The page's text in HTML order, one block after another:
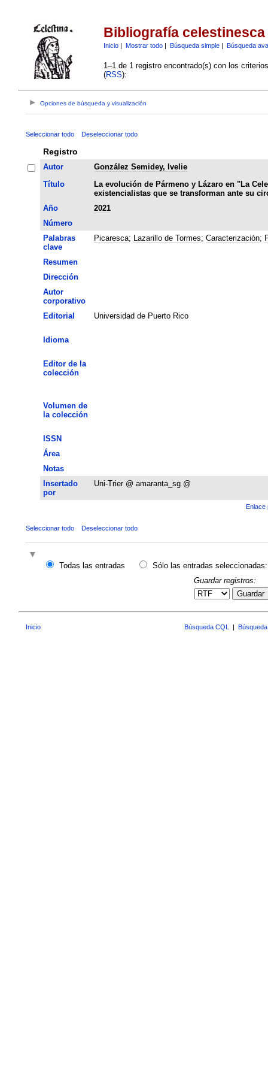
Bibliografía celestinesca
Inicio| Mostrar todo| Búsqueda simple| Búsqueda
1–1 de 1 registro encontrado(s) con los
(RSS):
Opciones de búsqueda y visualización
Seleccionar todo Deseleccionar todo
Registro
Autor
González Semidey, Ivelie
Título
La evolución de Pármeno y Lázaro en "La
existencialistas que se transforman ante su
Año
2021
Número
Palabras
clave
Picaresca; Lazarillo de Tormes; Caracterización;
Resumen
Dirección
Autor
corporativo
Editorial
Universidad de Puerto Rico
Idioma
Editor de la
colección
Volumen de
la colección
ISSN
Área
Notas
Insertado
por
Uni-Trier @ amaranta_sg @
Enlace
Seleccionar todo Deseleccionar todo
Todas las entradas
Sólo las entradas seleccionadas:
Guardar registros:
Guardar
Inicio Búsqueda CQL